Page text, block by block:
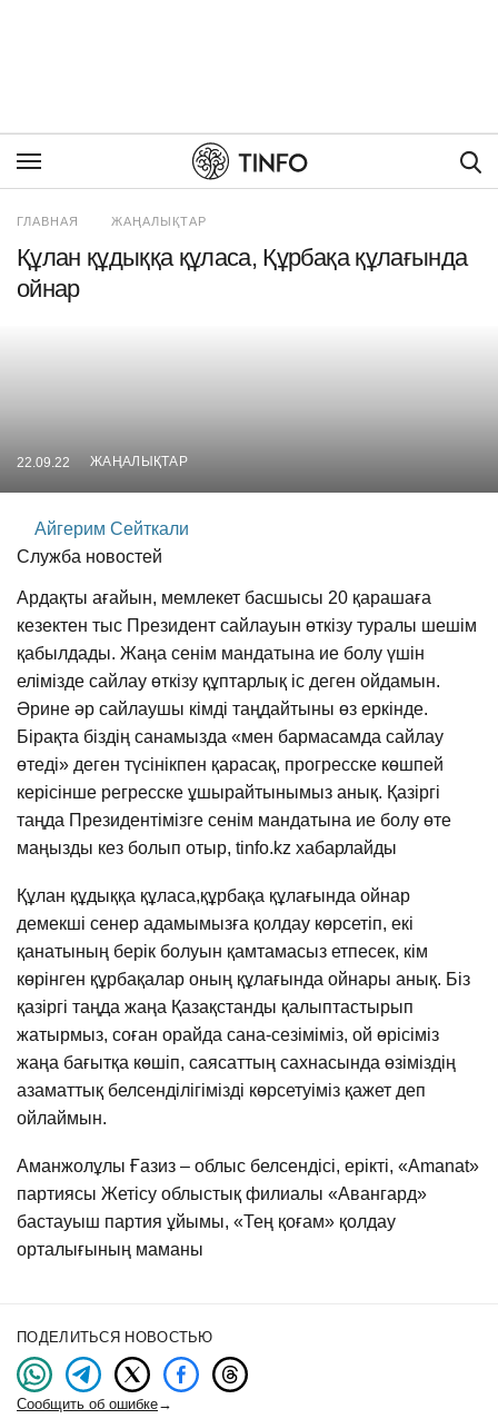
ГЛАВНАЯ ЖАҢАЛЫҚТАР
Құлан құдыққа құласа, Құрбақа құлағында
ойнар
22.09.22 ЖАҢАЛЫҚТАР
Айгерим Сейткали
Служба новостей
Ардақты ағайын, мемлекет басшысы 20 қарашаға
кезектен тыс Президент сайлауын өткізу туралы шешім
қабылдады. Жаңа сенім мандатына ие болу үшін
елімізде сайлау өткізу құптарлық іс деген ойдамын.
Әрине әр сайлаушы кімді таңдайтыны өз еркінде.
Бірақта біздің санамызда «мен бармасамда сайлау
өтеді» деген түсінікпен қарасақ, прогресске көшпей
керісінше регресске ұшырайтынымыз анық. Қазіргі
таңда Президентімізге сенім мандатына ие болу өте
маңызды кез болып отыр, tinfo.kz хабарлайды
Құлан құдыққа құласа,құрбақа құлағында ойнар
демекші сенер адамымызға қолдау көрсетіп, екі
қанатының берік болуын қамтамасыз етпесек, кім
көрінген құрбақалар оның құлағында ойнары анық. Біз
қазіргі таңда жаңа Қазақстанды қалыптастырып
жатырмыз, соған орайда сана-сезіміміз, ой өрісіміз
жаңа бағытқа көшіп, саясаттың сахнасында өзіміздің
азаматтық белсенділігімізді көрсетуіміз қажет деп
ойлаймын.
Аманжолұлы Ғазиз – облыс белсендісі, ерікті, «Amanat»
партиясы Жетісу облыстық филиалы «Авангард»
бастауыш партия ұйымы, «Тең қоғам» қолдау
орталығының маманы
ПОДЕЛИТЬСЯ НОВОСТЬЮ
Сообщить об ошибке→